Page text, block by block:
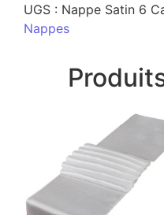
UGS : Nappe Satin 6
Nappes